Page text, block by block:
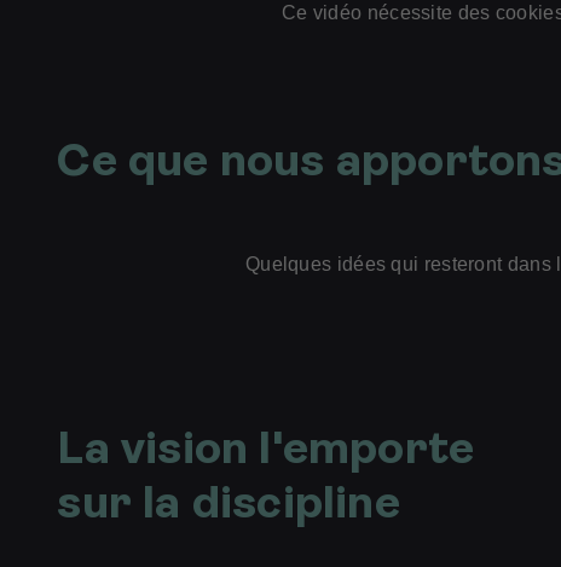
Ce vidéo nécessite des
Ce que nous
Quelques idées qui resteront dans
La vision l'emporte
sur la discipline